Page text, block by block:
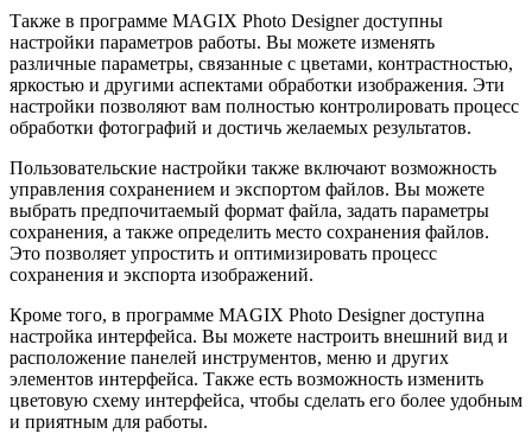
Также в программе MAGIX Photo Designer доступны
настройки параметров работы. Вы можете изменять
различные параметры, связанные с цветами, контрастностью,
яркостью и другими аспектами обработки изображения. Эти
настройки позволяют вам полностью контролировать процесс
обработки фотографий и достичь желаемых результатов.
Пользовательские настройки также включают возможность
управления сохранением и экспортом файлов. Вы можете
выбрать предпочитаемый формат файла, задать параметры
сохранения, а также определить место сохранения файлов.
Это позволяет упростить и оптимизировать процесс
сохранения и экспорта изображений.
Кроме того, в программе MAGIX Photo Designer доступна
настройка интерфейса. Вы можете настроить внешний вид и
расположение панелей инструментов, меню и других
элементов интерфейса. Также есть возможность изменить
цветовую схему интерфейса, чтобы сделать его более удобным
и приятным для работы.